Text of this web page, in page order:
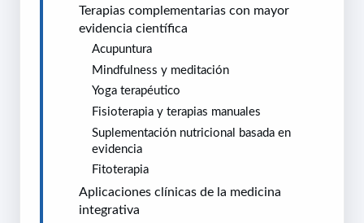
Terapias complementarias con mayor
evidencia científica
Acupuntura
Mindfulness y meditación
Yoga terapéutico
Fisioterapia y terapias manuales
Suplementación nutricional basada en
evidencia
Fitoterapia
Aplicaciones clínicas de la medicina
integrativa